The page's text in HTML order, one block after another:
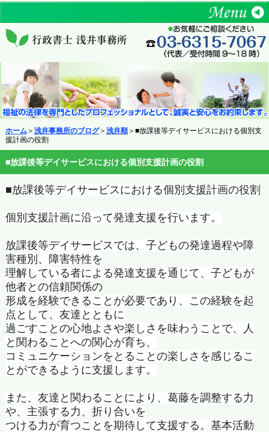
ホーム ＞ 浅井事務所のブログ＞ 浅井順＞■放課後等デイサービスにおける個別支
援計画の役割
■放課後等デイサービスにおける個別支援計画の役割
■放課後等デイサービスにおける個別支援計画の役割
個別支援計画に沿って発達支援を行います。
放課後等デイサービスでは、子どもの発達過程や障
害種別、
障害特性を
理解している者による発達支援を通じて、 子どもが
他者との信頼関係の
形成を経験できることが必要であり、この経験を起
点として、 友達とともに
過ごすことの心地よさや楽しさを味わうことで、
人
と関わることへの関心が育ち、
コミュニケーションをとることの楽しさを感じるこ
とができるよう に支援します。
また、友達と関わることにより、葛藤を調整する力
や、 主張する力、折り合いを
つける力が育つことを期待して支援する。基本活動